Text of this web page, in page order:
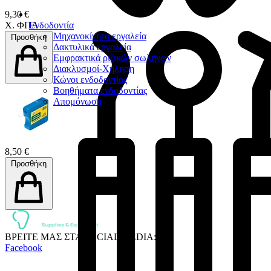
Ενδοδοντία
Μηχανοκίνητα εργαλεία
Δακτυλικά εργαλεία
Εμφρακτικά ριζικών σωλήνων
Διακλυσμοί-Χήληση
Κώνοι ενδοδοντίας
Βοηθήματα ενδοδοντίας
Απομόνωση
9,30 €
Χ. ΦΠΑ
Προσθήκη
8,50 €
Προσθήκη
ΒΡΕΙΤΕ ΜΑΣ ΣΤΑ SOCIAL MEDIA:
Facebook